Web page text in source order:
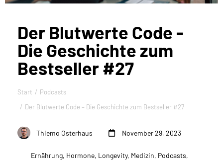
Der Blutwerte Code -
Die Geschichte zum
Bestseller #27
Sie befinden sich hier:
Start
Podcasts
Der Blutwerte Code – Die Geschichte zum Bestseller #27
Thiemo Osterhaus November 29, 2023
Ernährung, Hormone, Longevity, Medizin, Podcasts,